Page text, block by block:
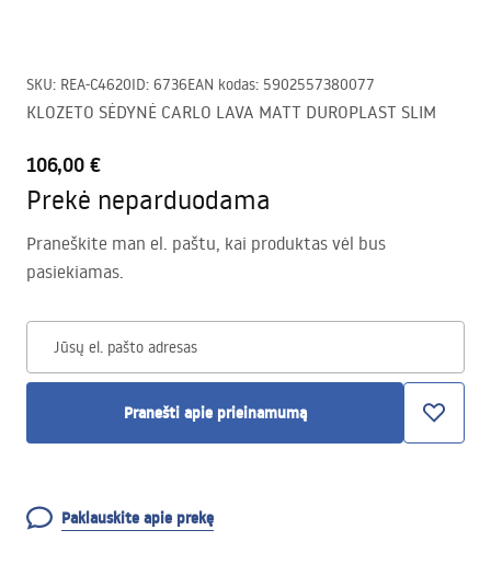
SKU: REA-C4620ID: 6736EAN kodas: 5902557380077
KLOZETO SĖDYNĖ CARLO LAVA MATT DUROPLAST SLIM
106,00 €
Prekė neparduodama
Praneškite man el. paštu, kai produktas vėl bus
pasiekiamas.
Jūsų el. pašto adresas
Pranešti apie prieinamumą
Paklauskite apie prekę